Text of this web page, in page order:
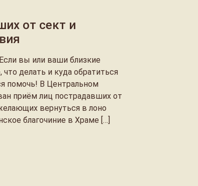
от сект и
вы или ваши близкие
делать и куда обратиться
помочь! В Центральном
приём лиц пострадавших от
вернуться в лоно
благочиние в Храме […]